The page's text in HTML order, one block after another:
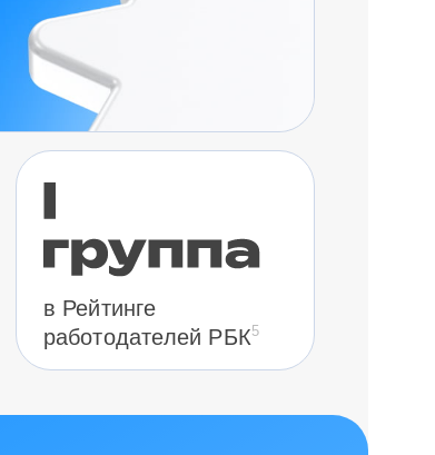
в Рейтинге
работодателей РБК5